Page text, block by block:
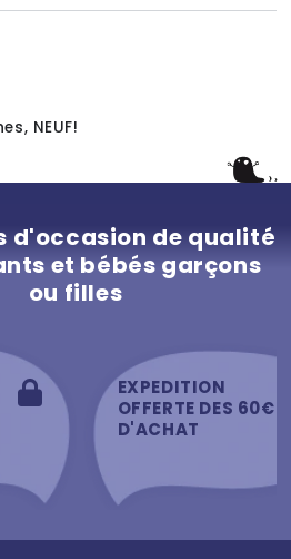
NEUF!
d'occasion de qualité
et bébés garçons
ou filles
EXPEDITION
OFFERTE DES 60€
D'ACHAT